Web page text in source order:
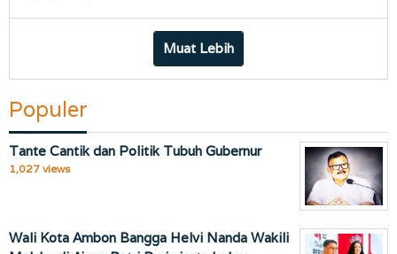
Muat Lebih
Populer
Tante Cantik dan Politik Tubuh Gubernur
1,027 views
Wali Kota Ambon Bangga Helvi Nanda Wakili